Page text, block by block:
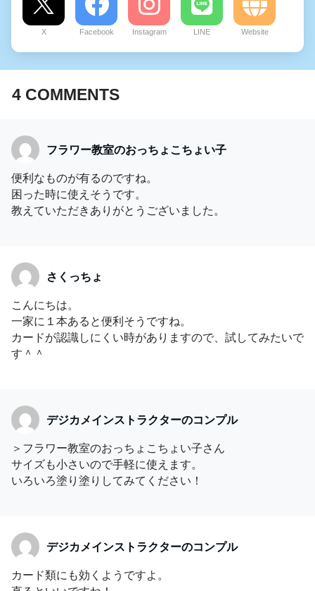
X Facebook Instagram LINE Website
4 COMMENTS
フラワー教室のおっちょこちょい子
便利なものが有るのですね。
困った時に使えそうです。
教えていただきありがとうございました。
さくっちょ
こんにちは。
一家に１本あると便利そうですね。
カードが認識しにくい時がありますので、試してみたいで
す＾＾
デジカメインストラクターのコンプル
＞フラワー教室のおっちょこちょい子さん
サイズも小さいので手軽に使えます。
いろいろ塗り塗りしてみてください！
デジカメインストラクターのコンプル
カード類にも効くようですよ。